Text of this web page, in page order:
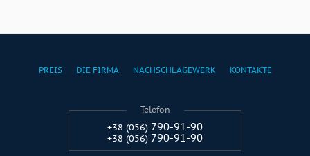
PREIS DIE FIRMA NACHSCHLAGEWERK KONTAKTE
Telefon
+38 (056) 790-91-90
+38 (056) 790-91-90